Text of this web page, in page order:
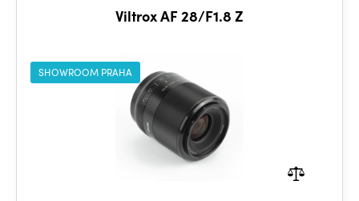
Viltrox AF 28/F1.8 Z
SHOWROOM PRAHA